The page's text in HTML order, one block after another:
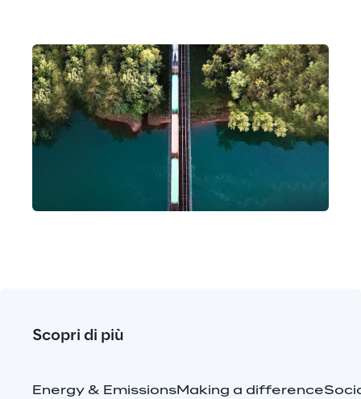
Scopri di più
Energy & EmissionsMaking a difference